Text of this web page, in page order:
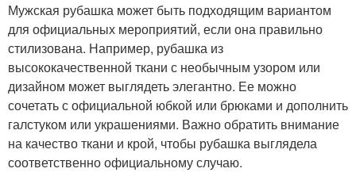
Мужская рубашка может быть подходящим вариантом
для официальных мероприятий, если она правильно
стилизована. Например, рубашка из
высококачественной ткани с необычным узором или
дизайном может выглядеть элегантно. Ее можно
сочетать с официальной юбкой или брюками и дополнить
галстуком или украшениями. Важно обратить внимание
на качество ткани и крой, чтобы рубашка выглядела
соответственно официальному случаю.